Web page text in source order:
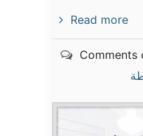
Read more
Comments